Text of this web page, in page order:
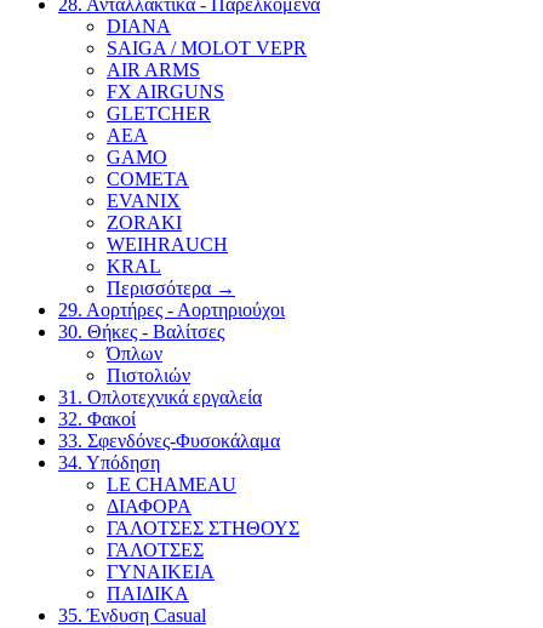
28. Ανταλλακτικά - Παρελκόμενα
DIANA
SAIGA / MOLOT VEPR
AIR ARMS
FX AIRGUNS
GLETCHER
AEA
GAMO
COMETA
EVANIX
ZORAKI
WEIHRAUCH
KRAL
Περισσότερα →
29. Αορτήρες - Αορτηριούχοι
30. Θήκες - Βαλίτσες
Όπλων
Πιστολιών
31. Οπλοτεχνικά εργαλεία
32. Φακοί
33. Σφενδόνες-Φυσοκάλαμα
34. Υπόδηση
LE CHAMEAU
ΔΙΑΦΟΡΑ
ΓΑΛΟΤΣΕΣ ΣΤΗΘΟΥΣ
ΓΑΛΟΤΣΕΣ
ΓΥΝΑΙΚΕΙΑ
ΠΑΙΔΙΚΑ
35. Ένδυση Casual